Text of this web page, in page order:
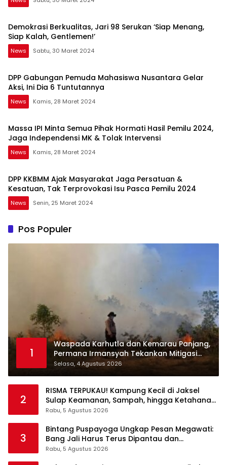
Demokrasi Berkualitas, Jari 98 Serukan ‘Siap Menang,
Siap Kalah, Gentlemen!’
News Sabtu, 30 Maret 2024
DPP Gabungan Pemuda Mahasiswa Nusantara Gelar
Aksi, Ini Dia 6 Tuntutannya
News Kamis, 28 Maret 2024
Massa IPI Minta Semua Pihak Hormati Hasil Pemilu 2024,
Jaga Independensi MK & Tolak Intervensi
News Kamis, 28 Maret 2024
DPP KKBMM Ajak Masyarakat Jaga Persatuan &
Kesatuan, Tak Terprovokasi Isu Pasca Pemilu 2024
News Senin, 25 Maret 2024
Pos Populer
1
Waspada Karhutla dan Kemarau Panjang,
Permana Irmansyah Tekankan Mitigasi
Berbasis Komunitas
Selasa, 4 Agustus 2026
2
RISMA TERPUKAU! Kampung Kecil di Jaksel
Sulap Keamanan, Sampah, hingga Ketahanan
Pangan Jadi Satu Sistem
Rabu, 5 Agustus 2026
3
Bintang Puspayoga Ungkap Pesan Megawati:
Bang Jali Harus Terus Dipantau dan
Dikembangkan
Rabu, 5 Agustus 2026